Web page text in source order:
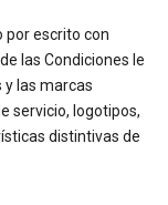
por escrito con
las Condiciones le
y las marcas
servicio, logotipos,
distintivas de